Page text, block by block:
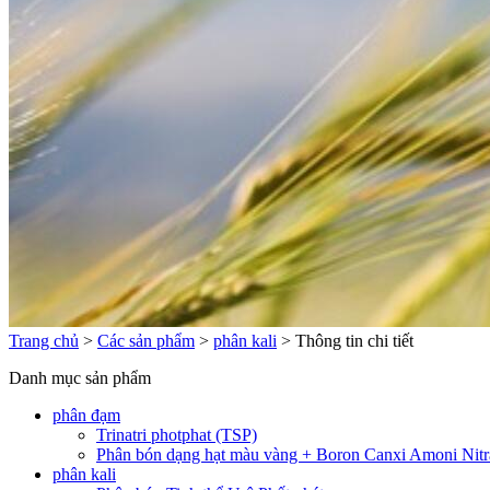
Trang chủ > Các sản phẩm > phân kali > Thông tin chi tiết
Danh mục sản phẩm
phân đạm
Trinatri photphat (TSP)
Phân bón dạng hạt màu vàng + Boron Canxi Amoni
phân kali